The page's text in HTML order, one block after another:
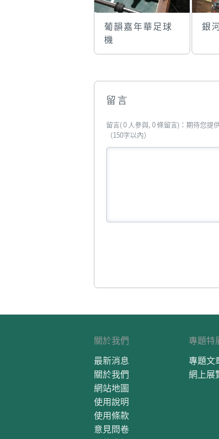
葡韻嘉年華足球
機
銀
留言
留言( 0 人參與, 0 條留言)：期待您
（150字以內）
關於我們
最新消息
關於我們
網站地圖
使用說明
使用條款
意見問卷
專題特
專題文
網上展